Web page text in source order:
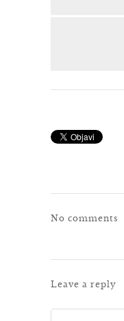
No comments
Leave a reply